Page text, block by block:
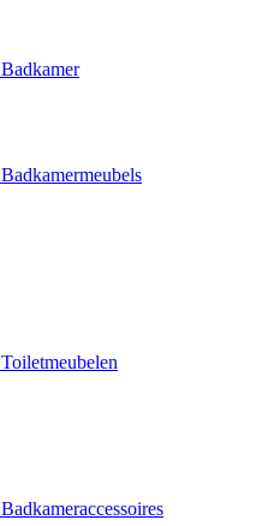
Badkamer
Badkamermeubels
Toiletmeubelen
Badkameraccessoires